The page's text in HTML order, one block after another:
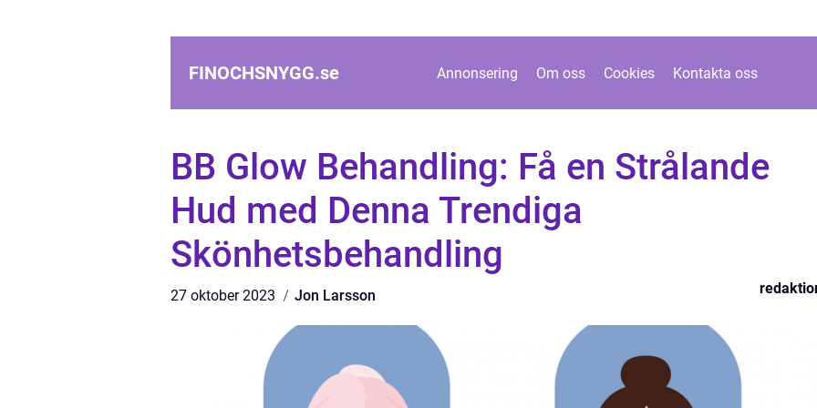
FINOCHSNYGG.se Annonsering Om oss Cookies Kontakta oss
BB Glow Behandling: Få en Strålande
Hud med Denna Trendiga
Skönhetsbehandling
27 oktober 2023 Jon Larsson